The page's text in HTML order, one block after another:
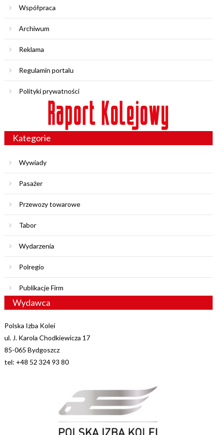
Współpraca
Archiwum
Reklama
Regulamin portalu
Polityki prywatności
Kategorie
Wywiady
Pasażer
Przewozy towarowe
Tabor
Wydarzenia
Polregio
Publikacje Firm
Wydawca
Polska Izba Kolei
ul. J. Karola Chodkiewicza 17
85-065 Bydgoszcz
tel: +48 52 324 93 80